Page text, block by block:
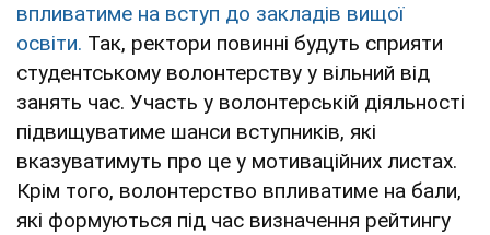
впливатиме на вступ до закладів вищої
освіти. Так, ректори повинні будуть сприяти
студентському волонтерству у вільний від
занять час. Участь у волонтерській діяльності
підвищуватиме шанси вступників, які
вказуватимуть про це у мотиваційних листах.
Крім того, волонтерство впливатиме на бали,
які формуються під час визначення рейтингу